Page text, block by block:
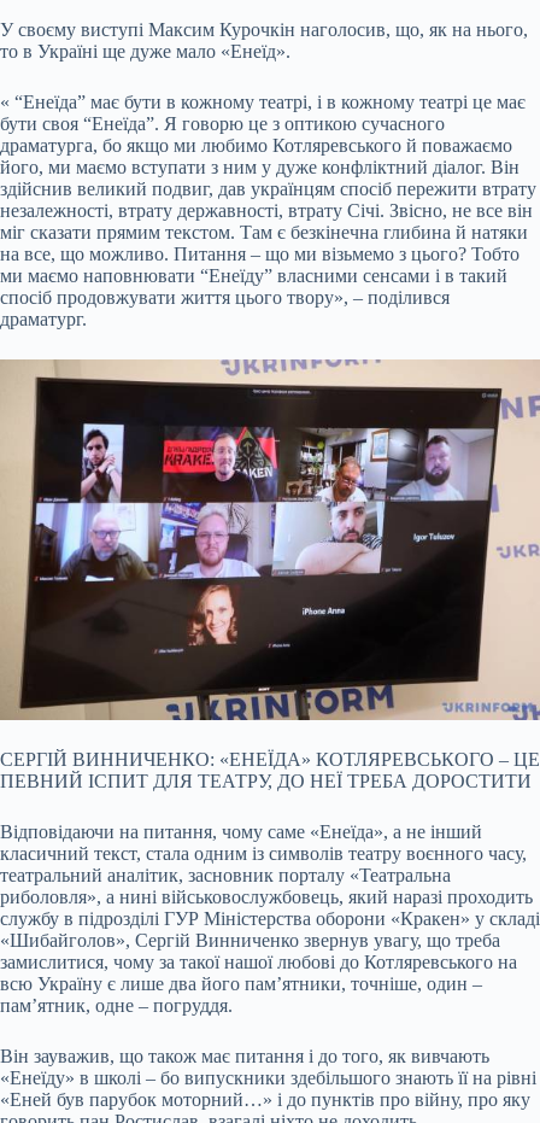
У своєму виступі Максим Курочкін наголосив, що, як на нього,
то в Україні ще дуже мало «Енеїд».
« “Енеїда” має бути в кожному театрі, і в кожному театрі це має
бути своя “Енеїда”. Я говорю це з оптикою сучасного
драматурга, бо якщо ми любимо Котляревського й поважаємо
його, ми маємо вступати з ним у дуже конфліктний діалог. Він
здійснив великий подвиг, дав українцям спосіб пережити втрату
незалежності, втрату державності, втрату Січі. Звісно, не все він
міг сказати прямим текстом. Там є безкінечна глибина й натяки
на все, що можливо. Питання – що ми візьмемо з цього? Тобто
ми маємо наповнювати “Енеїду” власними сенсами і в такий
спосіб продовжувати життя цього твору», – поділився
драматург.
СЕРГІЙ ВИННИЧЕНКО: «ЕНЕЇДА» КОТЛЯРЕВСЬКОГО – ЦЕ
ПЕВНИЙ ІСПИТ ДЛЯ ТЕАТРУ, ДО НЕЇ ТРЕБА ДОРОСТИТИ
Відповідаючи на питання, чому саме «Енеїда», а не інший
класичний текст, стала одним із символів театру воєнного часу,
театральний аналітик, засновник порталу «Театральна
риболовля», а нині військовослужбовець, який наразі проходить
службу в підрозділі ГУР Міністерства оборони «Кракен» у складі
«Шибайголов», Сергій Винниченко звернув увагу, що треба
замислитися, чому за такої нашої любові до Котляревського на
всю Україну є лише два його пам’ятники, точніше, один –
пам’ятник, одне – погруддя.
Він зауважив, що також має питання і до того, як вивчають
«Енеїду» в школі – бо випускники здебільшого знають її на рівні
«Еней був парубок моторний…» і до пунктів про війну, про яку